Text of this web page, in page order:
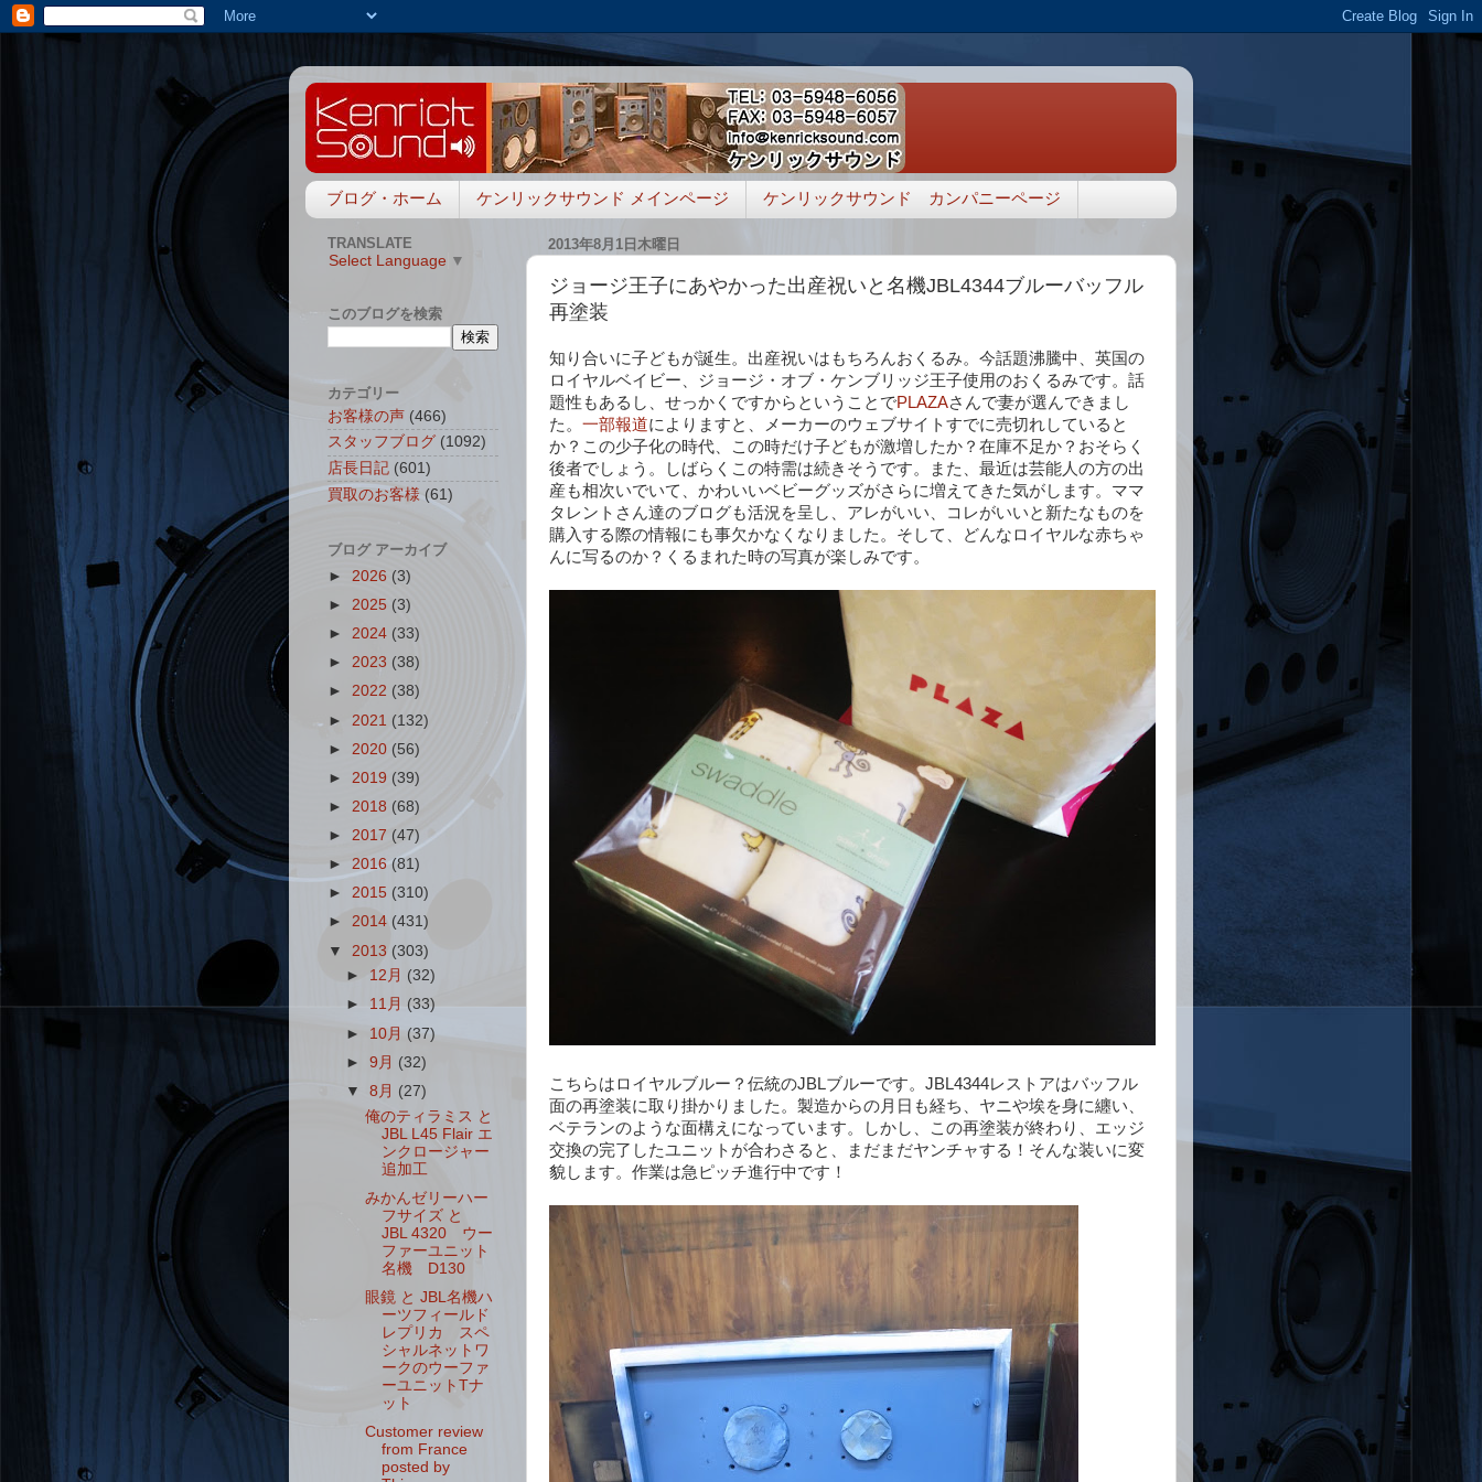
ブログ・ホーム ケンリックサウンド メインページ ケンリックサウンド カンパニーページ
2013年8月1日木曜日
ジョージ王子にあやかった出産祝いと名機JBL4344ブルーバッフル
再塗装
知り合いに子どもが誕生。出産祝いはもちろんおくるみ。今話題沸騰中、英国の
ロイヤルベイビー、ジョージ・オブ・ケンブリッジ王子使用のおくるみです。話
題性もあるし、せっかくですからということでPLAZAさんで妻が選んできまし
た。 一部報道によりますと、メーカーのウェブサイトすでに売切れしていると
か？この少子化の時代、この時だけ子どもが激増したか？在庫不足か？おそらく
後者でしょう。しばらくこの特需は続きそうです。また、最近は芸能人の方の出
産も相次いでいて、かわいいベビーグッズがさらに増えてきた気がします。ママ
タレントさん達のブログも活況を呈し、アレがいい、コレがいいと新たなものを
購入する際の情報にも事欠かなくなりました。そして、どんなロイヤルな赤ちゃ
んに写るのか？くるまれた時の写真が楽しみです。
こちらはロイヤルブルー？伝統のJBLブルーです。JBL4344レストアはバッフル
面の再塗装に取り掛かりました。製造からの月日も経ち、ヤニや埃を身に纏い、
ベテランのような面構えになっています。しかし、この再塗装が終わり、エッジ
交換の完了したユニットが合わさると、まだまだヤンチャする！そんな装いに変
貌します。作業は急ピッチ進行中です！
TRANSLATE
Select Language ▼
このブログを検索
カテゴリー
お客様の声 (466)
スタッフブログ (1092)
店長日記 (601)
買取のお客様 (61)
ブログ アーカイブ
► 2026 (3)
► 2025 (3)
► 2024 (33)
► 2023 (38)
► 2022 (38)
► 2021 (132)
► 2020 (56)
► 2019 (39)
► 2018 (68)
► 2017 (47)
► 2016 (81)
► 2015 (310)
► 2014 (431)
▼ 2013 (303)
► 12月 (32)
► 11月(33)
► 10月(37)
►9月 (32)
▼8月 (27)
俺のティラミス と
JBL L45 Flair エ
ンクロージャー
追加工
みかんゼリーハー
フサイズ と
JBL 4320 ウー
ファーユニット
名機 D130
眼鏡 と JBL名機ハ
ーツフィールド
レプリカ スペ
シャルネットワ
ークのウーファ
ーユニットTナ
ット
Customer review
from France
posted by